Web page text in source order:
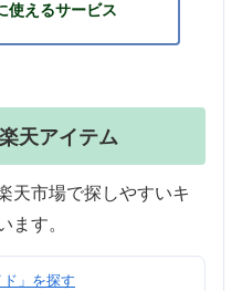
使えるサービス
天アイテム
天市場で探しやすいキ
ます。
」を探す